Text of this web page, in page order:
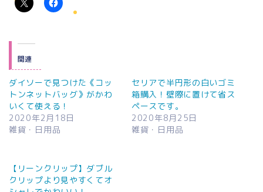
関連
ダイソーで見つけた《コッ
トンネットバッグ》がかわ
いくて使える！
2020年2月18日
雑貨・日用品
セリアで半円形の白いゴミ
箱購入！壁際に置けて省ス
ペースです。
2020年8月25日
雑貨・日用品
【リーンクリップ】ダブル
クリップより見やすくてオ